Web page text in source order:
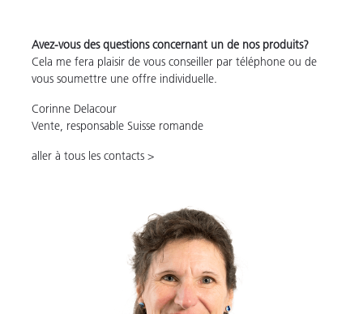
Avez-vous des questions concernant un de nos produits?
Cela me fera plaisir de vous conseiller par téléphone ou de
vous soumettre une offre individuelle.
Corinne Delacour
Vente, responsable Suisse romande
aller à tous les contacts >